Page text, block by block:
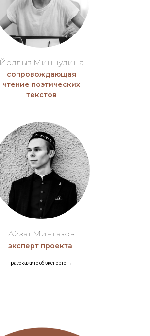
Йолдыз Миннулина
сопровождающая
чтение поэтических
текстов
Айзат Мингазов
эксперт проекта
расскажите об эксперте →